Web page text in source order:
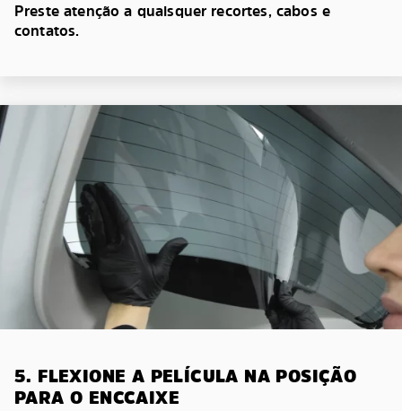
Preste atenção a quaisquer recortes, cabos e
contatos.
5. FLEXIONE A PELÍCULA NA POSIÇÃO
PARA O ENCCAIXE